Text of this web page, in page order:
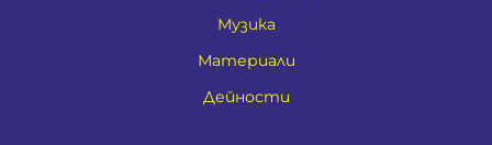
Музика
Материали
Дейности